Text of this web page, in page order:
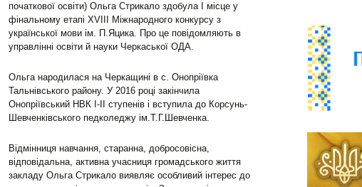
початкової освіти) Ольга Стрикало здобула І місце у
фінальному етапі ХVІІІ Міжнародного конкурсу з
української мови ім. П.Яцика. Про це повідомляють в
управлінні освіти й науки Черкаської ОДА.
Ольга народилася на Черкащині в с. Онопріївка
Тальнівського району. У 2016 році закінчила
Онопріївський НВК І-ІІ ступенів і вступила до Корсунь-
Шевченківського педколеджу ім.Т.Г.Шевченка.
Відмінниця навчання, старанна, добросовісна,
відповідальна, активна учасниця громадського життя
закладу Ольга Стрикало виявляє особливий інтерес до